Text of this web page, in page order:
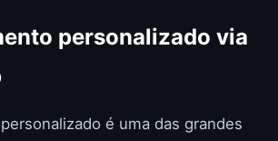
personalizado via
é uma das grandes